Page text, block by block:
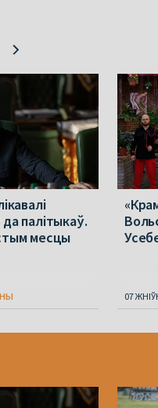
палітыкаў.
месцы
07